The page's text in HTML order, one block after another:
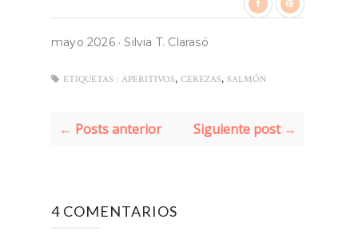
mayo 2026· Silvia T. Clarasó
ETIQUETAS : APERITIVOS, CEREZAS, SALMÓN
← Posts anterior Siguiente post →
4 COMENTARIOS